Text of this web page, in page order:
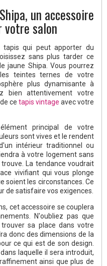
un accessoire
votre salon
qui peut apporter du
sans plus tarder ce
jaune Shipa. Vous pourrez
teintes ternes de votre
plus dynamisante à
bien attentivement votre
ce tapis vintage avec votre
principal de votre
sont vives et le rendent
intérieur traditionnel ou
à votre logement sans
La tendance voudrait
vivifiant qui vous plonge
soient les circonstances. Ce
de satisfaire vos exigences.
cet accessoire se couplera
N'oubliez pas que
sa place dans votre
donc des dimensions de la
ce qui est de son design.
laquelle il sera introduit,
ainsi que plus de